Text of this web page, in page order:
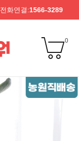
전화연결:1566-3289
0